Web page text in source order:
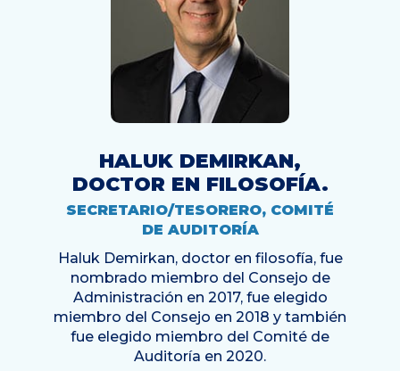
HALUK DEMIRKAN,
DOCTOR EN FILOSOFÍA.
SECRETARIO/TESORERO, COMITÉ
DE AUDITORÍA
Haluk Demirkan, doctor en filosofía, fue
nombrado miembro del Consejo de
Administración en 2017, fue elegido
miembro del Consejo en 2018 y también
fue elegido miembro del Comité de
Auditoría en 2020.